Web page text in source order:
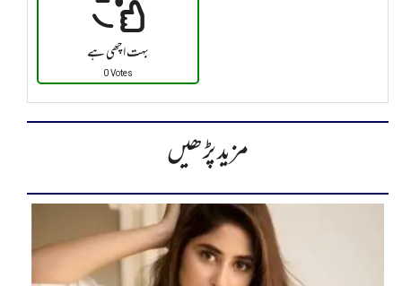
بہت اچھی ہے
0 Votes
مزید پڑھیں